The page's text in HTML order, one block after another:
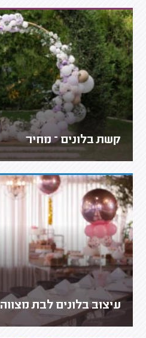
קשת בלונים – מחיר
עיצוב בלונים לבת מצווה